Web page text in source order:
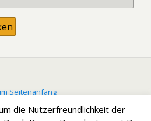
Seitenanfang
die Nutzerfreundlichkeit der